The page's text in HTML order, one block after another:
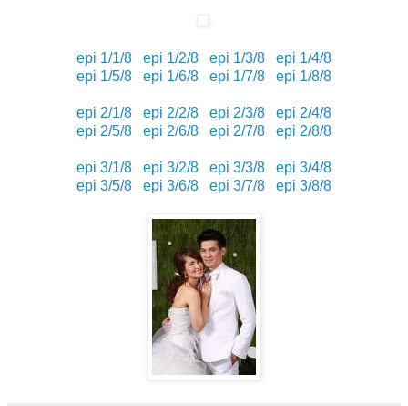
epi 1/1/8 epi 1/2/8 epi 1/3/8
epi 1/4/8
epi 1/5/8
epi 1/6/8 epi 1/7/8 epi 1/8/8
epi 2/1/8 epi 2/2/8 epi 2/3/8
epi 2/4/8
epi 2/5/8
epi 2/6/8 epi 2/7/8 epi 2/8/8
epi 3/1/8 epi 3/2/8 epi 3/3/8
epi 3/4/8
epi 3/5/8
epi 3/6/8 epi 3/7/8 epi 3/8/8